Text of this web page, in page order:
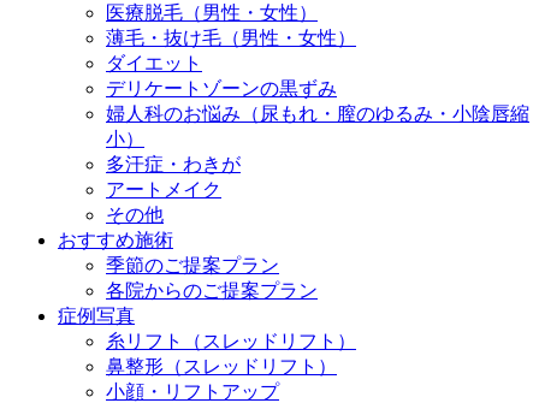
医療脱毛（男性・女性）
薄毛・抜け毛（男性・女性）
ダイエット
デリケートゾーンの黒ずみ
婦人科のお悩み（尿もれ・膣のゆるみ・小陰唇縮
小）
多汗症・わきが
アートメイク
その他
おすすめ施術
季節のご提案プラン
各院からのご提案プラン
症例写真
糸リフト（スレッドリフト）
鼻整形（スレッドリフト）
小顔・リフトアップ